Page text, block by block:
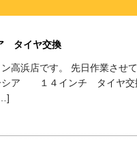
タイヤ交換
高浜店です。 先日作業させ
シア １４インチ タイヤ交